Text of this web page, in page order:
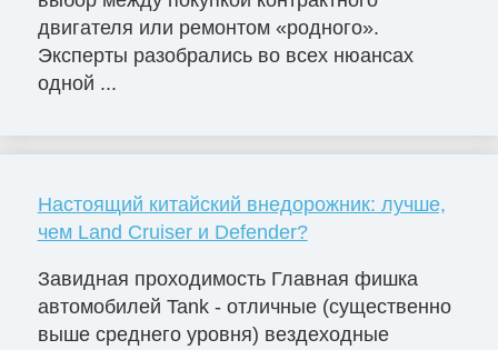
двигателя или ремонтом «родного».
Эксперты разобрались во всех нюансах
одной ...
Настоящий китайский внедорожник: лучше,
чем Land Cruiser и Defender?
Завидная проходимость Главная фишка
автомобилей Tank - отличные (существенно
выше среднего уровня) вездеходные